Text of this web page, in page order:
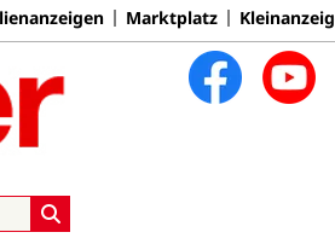
Marktplatz